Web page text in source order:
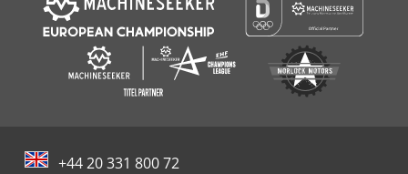
+44 20 331 800 72